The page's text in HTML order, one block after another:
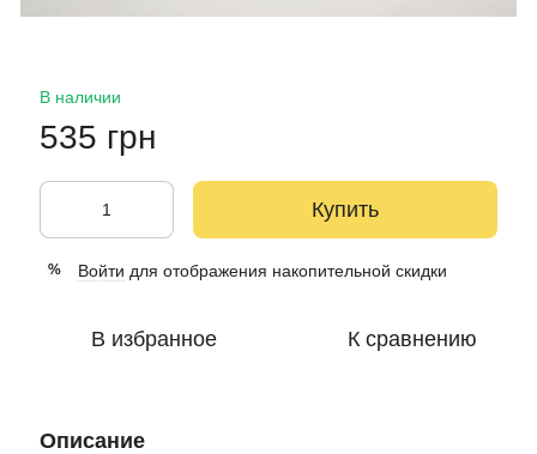
В наличии
535 грн
Купить
% Войти для отображения накопительной скидки
В избранное К сравнению
Описание